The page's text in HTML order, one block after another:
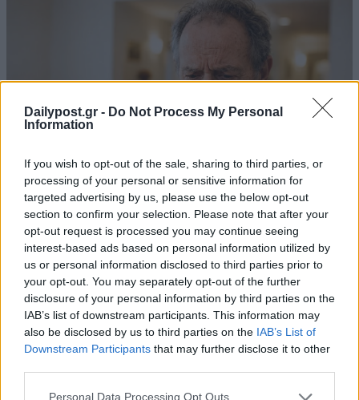
Dailypost.gr - Do Not Process My Personal
Information
If you wish to opt-out of the sale, sharing to third parties, or
processing of your personal or sensitive information for
targeted advertising by us, please use the below opt-out
section to confirm your selection. Please note that after your
opt-out request is processed you may continue seeing
interest-based ads based on personal information utilized by
us or personal information disclosed to third parties prior to
your opt-out. You may separately opt-out of the further
disclosure of your personal information by third parties on the
IAB’s list of downstream participants. This information may
also be disclosed by us to third parties on the IAB’s List of
Downstream Participants that may further disclose it to other
Personal Data Processing Opt Outs